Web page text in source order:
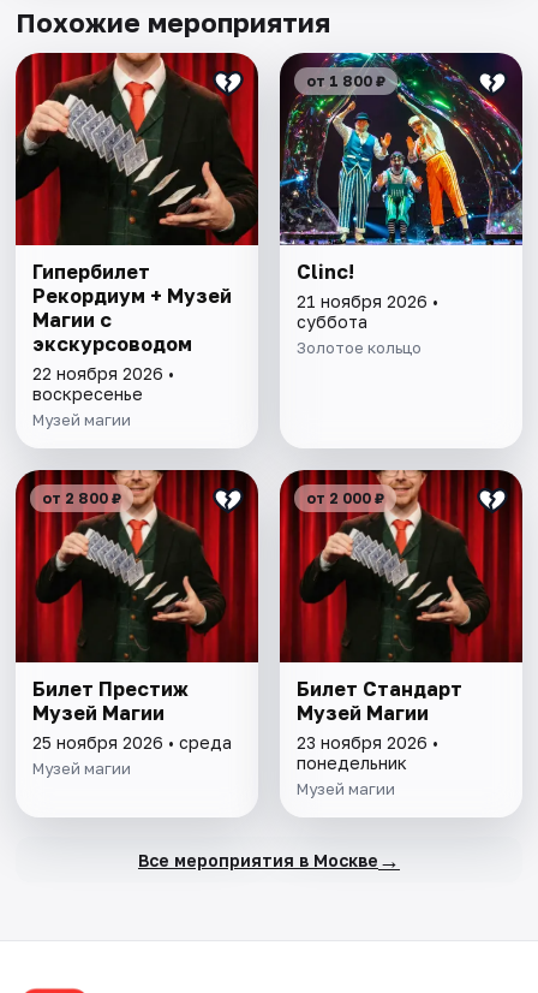
Похожие мероприятия
Гипербилет
Рекордиум + Музей
Магии с
экскурсоводом
22 ноября 2026 •
воскресенье
Музей магии
от 1 800 ₽
Clinc!
21 ноября 2026 •
суббота
Золотое кольцо
от 2 800 ₽
Билет Престиж
Музей Магии
25 ноября 2026 • среда
Музей магии
от 2 000 ₽
Билет Стандарт
Музей Магии
23 ноября 2026 •
понедельник
Музей магии
Все мероприятия в Москве →